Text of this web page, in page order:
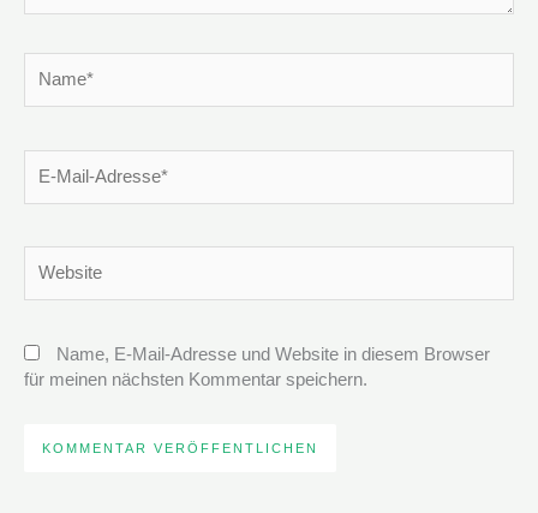
Mail-
Name, E-Mail-Adresse und Website in diesem Browser
für meinen nächsten Kommentar speichern.